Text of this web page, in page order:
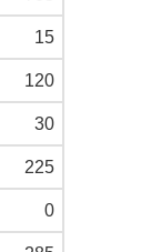
15
120
30
225
0